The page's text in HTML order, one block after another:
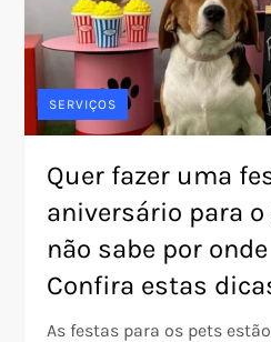
SERVIÇOS
Quer fazer uma
aniversário para
não sabe por
Confira estas
As festas para os pets